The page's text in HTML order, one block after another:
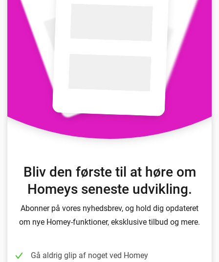
Bliv den første til at høre om
Homeys seneste udvikling.
Abonner på vores nyhedsbrev, og hold dig opdateret
om nye Homey-funktioner, eksklusive tilbud og mere.
Gå aldrig glip af noget ved Homey